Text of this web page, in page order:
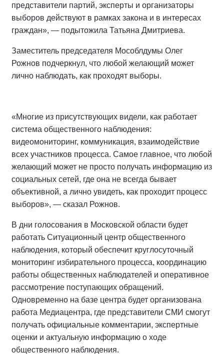
представители партий, эксперты и организаторы
выборов действуют в рамках закона и в интересах
граждан», — подытожила Татьяна Дмитриева.
Заместитель председателя Мособлдумы Олег
Рожнов подчеркнул, что любой желающий может
лично наблюдать, как проходят выборы.
«Многие из присутствующих видели, как работает
система общественного наблюдения:
видеомониторинг, коммуникация, взаимодействие
всех участников процесса. Самое главное, что любой
желающий может не просто получать информацию из
социальных сетей, где она не всегда бывает
объективной, а лично увидеть, как проходит процесс
выборов», — сказал Рожнов.
В дни голосования в Московской области будет
работать Ситуационный центр общественного
наблюдения, который обеспечит круглосуточный
мониторинг избирательного процесса, координацию
работы общественных наблюдателей и оперативное
рассмотрение поступающих обращений.
Одновременно на базе центра будет организована
работа Медиацентра, где представители СМИ смогут
получать официальные комментарии, экспертные
оценки и актуальную информацию о ходе
общественного наблюдения.